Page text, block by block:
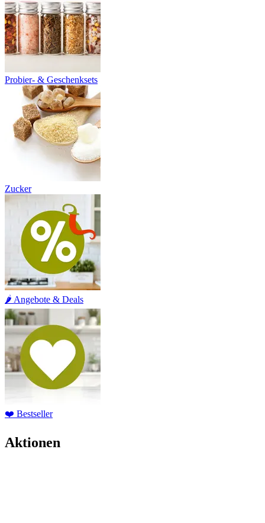
Probier- & Geschenksets
Zucker
🌶️ Angebote & Deals
❤️ Bestseller
Aktionen